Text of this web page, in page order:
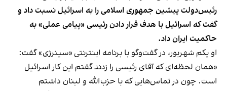
رئیس‌دولت پیشین جمهوری اسلامی را به اسرائیل نسبت داد و
گفت که اسرائیل با هدف قرار دادن رئیسی «پیامی عملی» به
حاکمیت ایران داد.
او یکم شهریور، در گفت‌وگو با برنامه اینترنتی «سینرژی» گفت:
«همان لحظه‌ای که آقای رئیسی را زدند گفتم این کار اسرائیل
است. چون در تماس‌هایی که با حزب‌الله و لبنان داشتم